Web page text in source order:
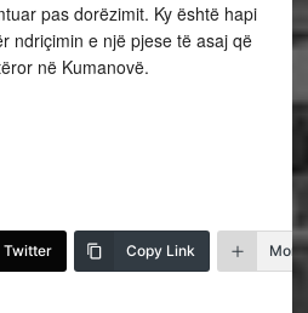
pas dorëzimit. Ky është hapi
ndriçimin e një pjese të asaj që
në Kumanovë.
Twitter Copy Link More